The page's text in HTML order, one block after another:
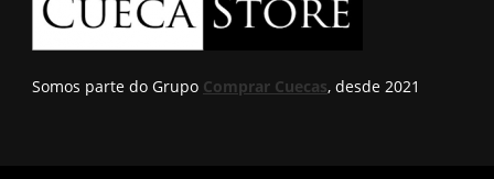
Somos parte do Grupo Comprar Cuecas, desde 2021